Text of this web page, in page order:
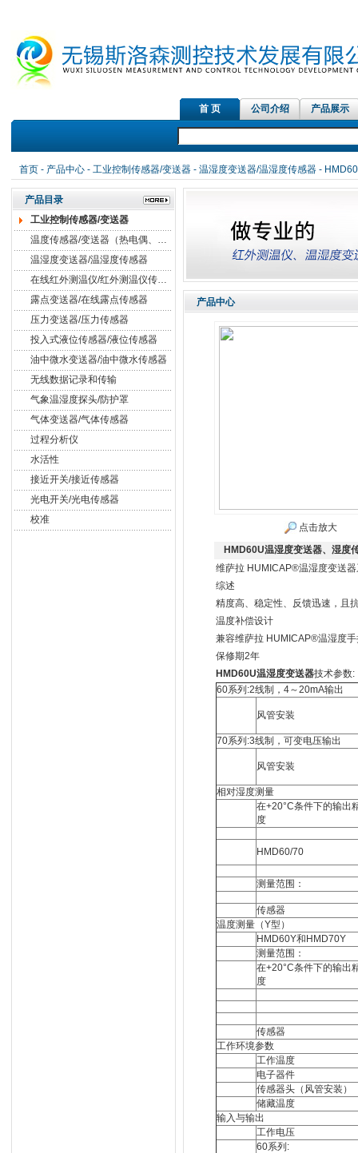
首 页 公司介绍 产品展示
首页- 产品中心- 工业控制传感器/变送器- 温湿度变送器/温湿度传感器-
产品目录
工业控制传感器/变送器
温度传感器/变送器（热电偶、热电阻）
温湿度变送器/温湿度传感器
在线红外测温仪/红外测温仪传感器
露点变送器/在线露点传感器
压力变送器/压力传感器
投入式液位传感器/液位传感器
油中微水变送器/油中微水传感器
无线数据记录和传输
气象温湿度探头/防护罩
气体变送器/气体传感器
过程分析仪
水活性
接近开关/接近传感器
光电开关/光电传感器
校准
产品中心
点击放大
HMD60U温湿度变送器、湿度
维萨拉 HUMICAP®温湿度变送
综述
精度高、稳定性、反馈迅速，且
温度补偿设计
兼容维萨拉 HUMICAP®温湿度
保修期2年
HMD60U温湿度变送器技术参数:
60系列:2线制，4～20mA输出
风管安装
70系列:3线制，可变电压输出
风管安装
相对湿度测量
在+20°C条件下的输出
度
HMD60/70
测量范围：
传感器
温度测量（Y型）
HMD60Y和HMD70Y
测量范围：
在+20°C条件下的输出
度
传感器
工作环境参数
工作温度
电子器件
传感器头（风管安装）
储藏温度
输入与输出
工作电压
60系列: